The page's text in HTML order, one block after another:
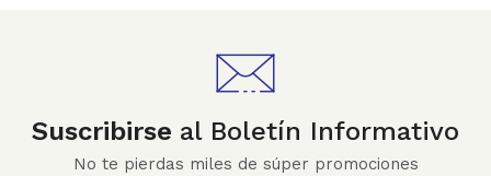
Suscribirse al Boletín Informativo
No te pierdas miles de súper promociones